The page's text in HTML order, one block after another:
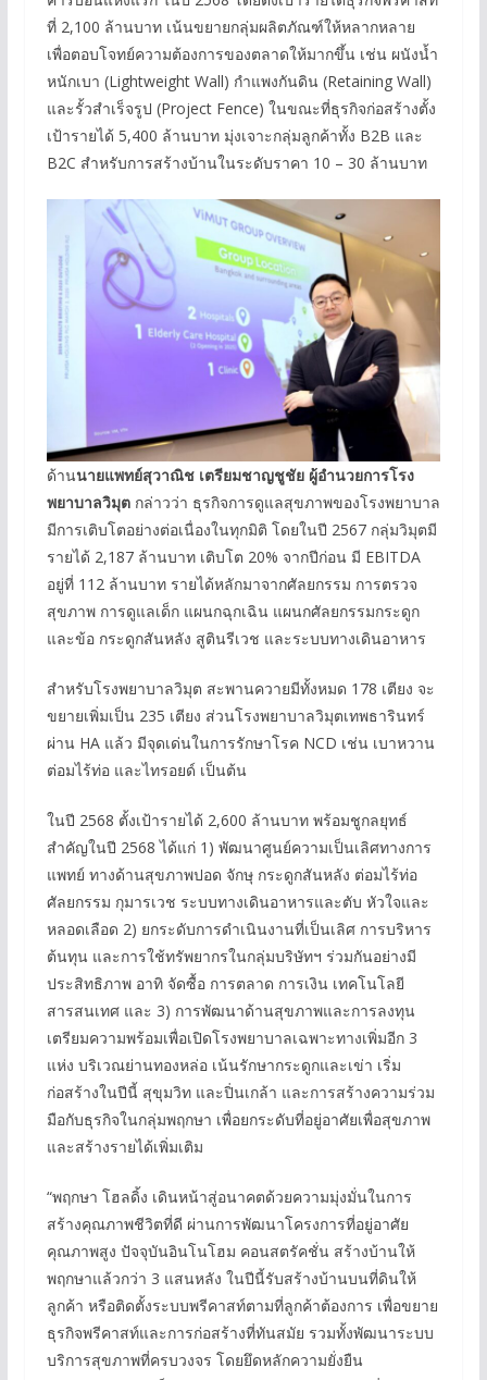
ที่ 2,100 ล้านบาท เน้นขยายกลุ่มผลิตภัณฑ์ให้หลากหลาย
เพื่อตอบโจทย์ความต้องการของตลาดให้มากขึ้น เช่น ผนังน้ำ
หนักเบา (Lightweight Wall) กำแพงกันดิน (Retaining Wall)
และรั้วสำเร็จรูป (Project Fence) ในขณะที่ธุรกิจก่อสร้างตั้ง
เป้ารายได้ 5,400 ล้านบาท มุ่งเจาะกลุ่มลูกค้าทั้ง B2B และ
B2C สำหรับการสร้างบ้านในระดับราคา 10 – 30 ล้านบาท
ด้านนายแพทย์สุวาณิช เตรียมชาญชูชัย ผู้อำนวยการโรง
พยาบาลวิมุตกล่าวว่า ธุรกิจการดูแลสุขภาพของโรงพยาบาล
มีการเติบโตอย่างต่อเนื่องในทุกมิติ โดยในปี 2567 กลุ่มวิมุตมี
รายได้ 2,187 ล้านบาท เติบโต 20% จากปีก่อน มี EBITDA
อยู่ที่ 112 ล้านบาท รายได้หลักมาจากศัลยกรรม การตรวจ
สุขภาพ การดูแลเด็ก แผนกฉุกเฉิน แผนกศัลยกรรมกระดูก
และข้อ กระดูกสันหลัง สูตินรีเวช และระบบทางเดินอาหาร
สำหรับโรงพยาบาลวิมุต สะพานควายมีทั้งหมด 178 เตียง จะ
ขยายเพิ่มเป็น 235 เตียง ส่วนโรงพยาบาลวิมุตเทพธารินทร์
ผ่าน HA แล้ว มีจุดเด่นในการรักษาโรค NCD เช่น เบาหวาน
ต่อมไร้ท่อ และไทรอยด์ เป็นต้น
ในปี 2568 ตั้งเป้ารายได้ 2,600 ล้านบาท พร้อมชูกลยุทธ์
สำคัญในปี 2568 ได้แก่ 1) พัฒนาศูนย์ความเป็นเลิศทางการ
แพทย์ ทางด้านสุขภาพปอด จักษุ กระดูกสันหลัง ต่อมไร้ท่อ
ศัลยกรรม กุมารเวช ระบบทางเดินอาหารและตับ หัวใจและ
หลอดเลือด 2) ยกระดับการดำเนินงานที่เป็นเลิศ การบริหาร
ต้นทุน และการใช้ทรัพยากรในกลุ่มบริษัทฯ ร่วมกันอย่างมี
ประสิทธิภาพ อาทิ จัดซื้อ การตลาด การเงิน เทคโนโลยี
สารสนเทศ และ 3) การพัฒนาด้านสุขภาพและการลงทุน
เตรียมความพร้อมเพื่อเปิดโรงพยาบาลเฉพาะทางเพิ่มอีก 3
แห่ง บริเวณย่านทองหล่อ เน้นรักษากระดูกและเข่า เริ่ม
ก่อสร้างในปีนี้ สุขุมวิท และปิ่นเกล้า และการสร้างความร่วม
มือกับธุรกิจในกลุ่มพฤกษา เพื่อยกระดับที่อยู่อาศัยเพื่อสุขภาพ
และสร้างรายได้เพิ่มเติม
“พฤกษา โฮลดิ้ง เดินหน้าสู่อนาคตด้วยความมุ่งมั่นในการ
สร้างคุณภาพชีวิตที่ดี ผ่านการพัฒนาโครงการที่อยู่อาศัย
คุณภาพสูง ปัจจุบันอินโนโฮม คอนสตรัคชั่น สร้างบ้านให้
พฤกษาแล้วกว่า 3 แสนหลัง ในปีนี้รับสร้างบ้านบนที่ดินให้
ลูกค้า หรือติดตั้งระบบพรีคาสท์ตามที่ลูกค้าต้องการ เพื่อขยาย
ธุรกิจพรีคาสท์และการก่อสร้างที่ทันสมัย รวมทั้งพัฒนาระบบ
บริการสุขภาพที่ครบวงจร โดยยึดหลักความยั่งยืน